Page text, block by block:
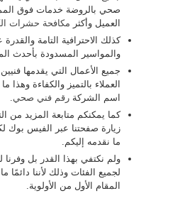
صحي بالروضة خدمات فوق
العميل وأكثر مكافحة حشرات
كذلك الاحترافية التامة
والمواسير المسدودة بأحدث
جميع الأعمال التي يقدمها
العملاء بالتميز والكفاءة
اسم الشركة رقم فني صحي.
كما يمكنكم متابعة المزيد من
زيارة صفحتنا عبر الفيس بوك
ما نقدمه إليكم.
ولم نكتفي بهذا القدر بل وفرنا
لجميع الفئات وذلك لأننا دائمًا
المقام الأول من الأولوية.